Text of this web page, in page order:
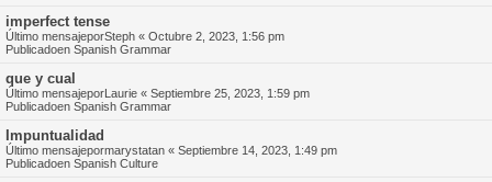
imperfect tense
Último mensajeporSteph « Octubre 2, 2023, 1:56 pm
Publicadoen Spanish Grammar
que y cual
Último mensajeporLaurie « Septiembre 25, 2023, 1:59 pm
Publicadoen Spanish Grammar
Impuntualidad
Último mensajepormarystatan « Septiembre 14, 2023, 1:49 pm
Publicadoen Spanish Culture